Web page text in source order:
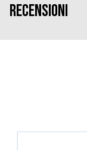
Recensioni